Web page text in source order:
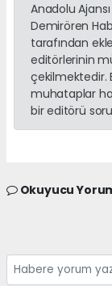
Anadolu
Demirören
tarafından
editörlerinin
çekilmektedir.
muhataplar
bir editörü
Okuyucu